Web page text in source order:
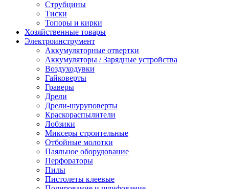
Струбцины
Тиски
Топоры и кирки
Хозяйственные товары
Электроинструмент
Аккумуляторные отвертки
Аккумуляторы / Зарядные устройства
Воздуходувки
Гайковерты
Граверы
Дрели
Дрели-шуруповерты
Краскораспылители
Лобзики
Миксеры строительные
Отбойные молотки
Паяльное оборудование
Перфораторы
Пилы
Пистолеты клеевые